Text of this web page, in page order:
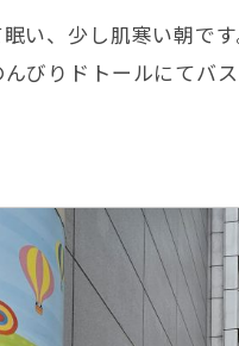
い、少し肌寒い朝で
びりドトールにてバス